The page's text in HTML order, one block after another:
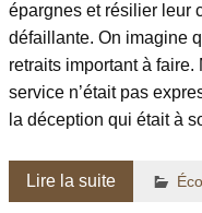
épargnes et résilier leur
défaillante. On imagine
retraits important à
service n’était pas
la déception qui était à
Lire la suite